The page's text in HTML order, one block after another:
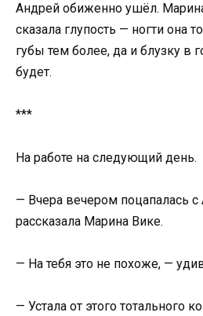
Андрей обиженно ушёл.
сказала глупость — ногти она
губы тем более, да и блузку в
будет.
***
На работе на следующий день.
— Вчера вечером поцапалась
рассказала Марина Вике.
— На тебя это не похоже, —
— Устала от этого тотального